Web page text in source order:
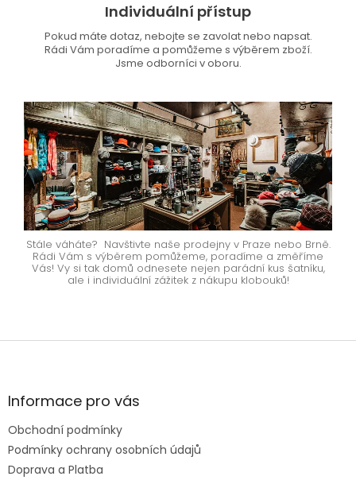
Individuální přístup
Pokud máte dotaz, nebojte se zavolat nebo napsat.
Rádi Vám poradíme a pomůžeme s výběrem zboží.
Jsme odborníci v oboru.
Stále váháte? Navštivte naše prodejny v Praze nebo Brně.
Rádi Vám s výběrem pomůžeme, poradíme a změříme
Vás! Vy si tak domů odnesete nejen parádní kus šatníku,
ale i individuální zážitek z nákupu klobouků!
Z
aInformace pro vás
Obchodní podmínky
Podmínky ochrany osobních údajů
Doprava a Platba